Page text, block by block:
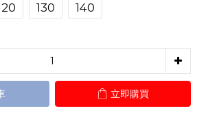
130 140
立即購買